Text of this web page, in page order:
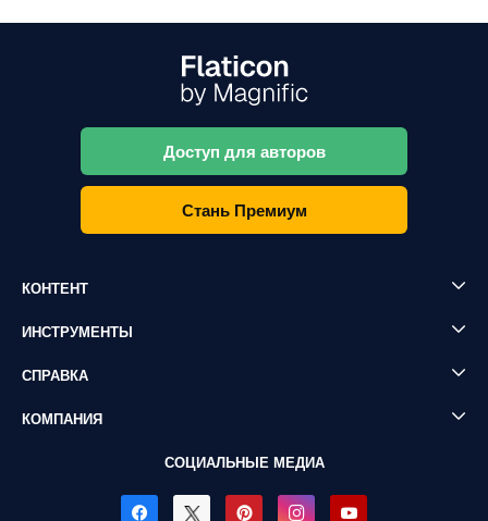
Доступ для авторов
Стань Премиум
КОНТЕНТ
ИНСТРУМЕНТЫ
СПРАВКА
КОМПАНИЯ
СОЦИАЛЬНЫЕ МЕДИА